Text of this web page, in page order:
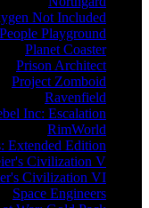
Not Included
People Playground
Planet Coaster
Prison Architect
Project Zomboid
Ravenfield
Inc: Escalation
RimWorld
Extended Edition
Civilization V
Civilization VI
Space Engineers